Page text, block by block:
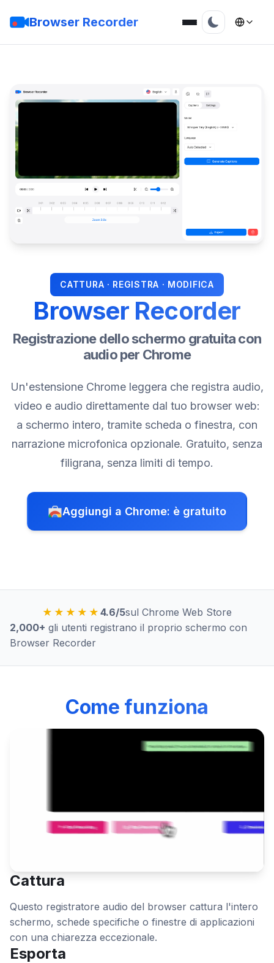
Browser Recorder
CATTURA · REGISTRA · MODIFICA
Browser Recorder
Registrazione dello schermo gratuita con
audio per Chrome
Un'estensione Chrome leggera che registra audio,
video e audio direttamente dal tuo browser web:
a schermo intero, tramite scheda o finestra, con
narrazione microfonica opzionale. Gratuito, senza
filigrana, senza limiti di tempo.
Aggiungi a Chrome: è gratuito
★★★★★ 4.6/5sul Chrome Web Store
2,000+ gli utenti registrano il proprio schermo con
Browser Recorder
Come funziona
Cattura
Questo registratore audio del browser cattura l'intero
schermo, schede specifiche o finestre di applicazioni
con una chiarezza eccezionale.
Esporta